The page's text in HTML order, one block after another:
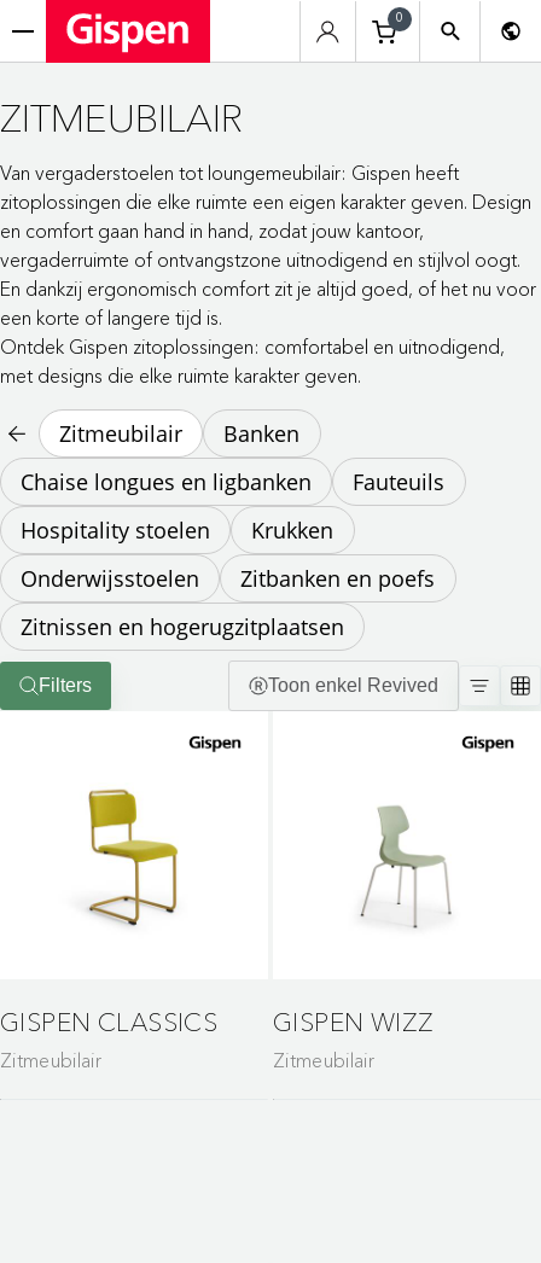
0
ZITMEUBILAIR
Van vergaderstoelen tot loungemeubilair: Gispen heeft
zitoplossingen die elke ruimte een eigen karakter geven. Design
en comfort gaan hand in hand, zodat jouw kantoor,
vergaderruimte of ontvangstzone uitnodigend en stijlvol oogt.
En dankzij ergonomisch comfort zit je altijd goed, of het nu voor
een korte of langere tijd is.
Ontdek Gispen zitoplossingen: comfortabel en uitnodigend,
met designs die elke ruimte karakter geven.
Zitmeubilair
Banken
Chaise longues en ligbanken
Fauteuils
Hospitality stoelen
Krukken
Onderwijsstoelen
Zitbanken en poefs
Zitnissen en hogerugzitplaatsen
Filters Toon enkel Revived
GISPEN CLASSICS
Zitmeubilair
GISPEN WIZZ
Zitmeubilair